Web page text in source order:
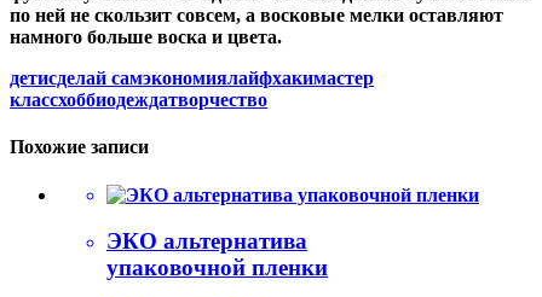
по ней не скользит совсем, а восковые мелки оставляют
намного больше воска и цвета.
детисделай самэкономиялайфхакимастер
классхоббиодеждатворчество
Похожие записи
ЭКО альтернатива
упаковочной пленки